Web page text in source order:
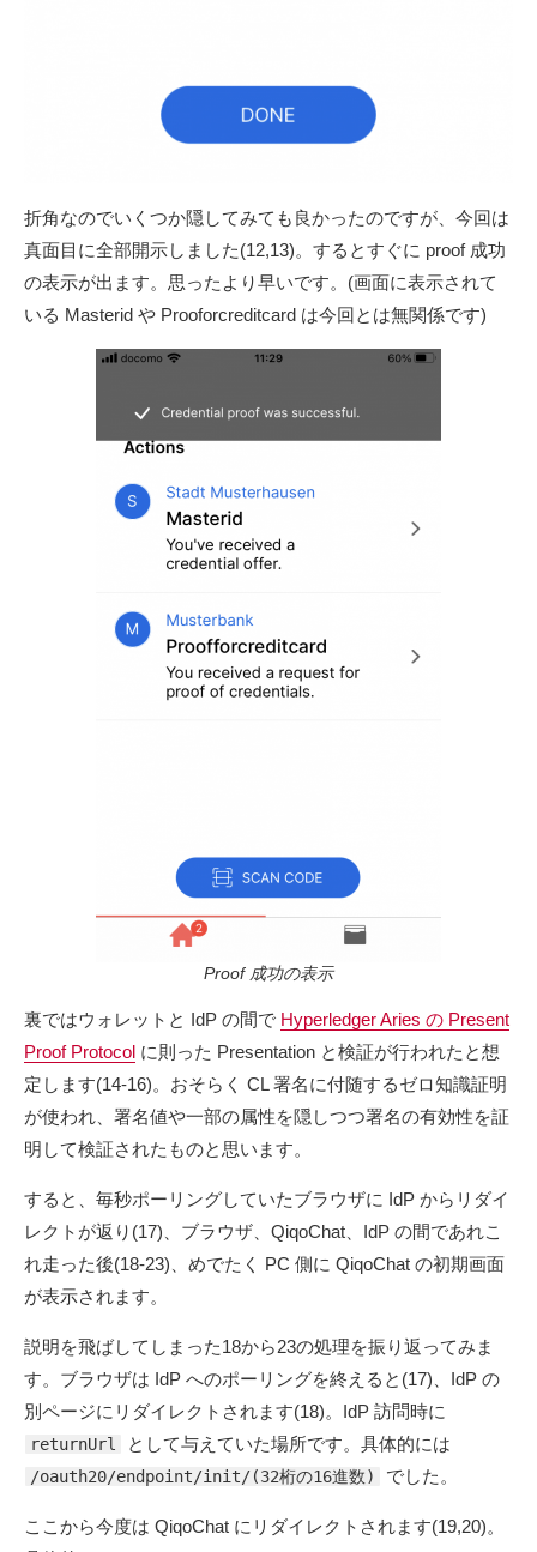
折角なのでいくつか隠してみても良かったのですが、今回は
真面目に全部開示しました(12,13)。するとすぐに proof 成功
の表示が出ます。思ったより早いです。(画面に表示されて
いる Masterid や Prooforcreditcard は今回とは無関係です)
Proof 成功の表示
裏ではウォレットと IdP の間で Hyperledger Aries の Present
Proof Protocol に則った Presentation と検証が行われたと想
定します(14-16)。おそらく CL 署名に付随するゼロ知識証明
が使われ、署名値や一部の属性を隠しつつ署名の有効性を証
明して検証されたものと思います。
すると、毎秒ポーリングしていたブラウザに IdP からリダイ
レクトが返り(17)、ブラウザ、QiqoChat、IdP の間であれこ
れ走った後(18-23)、めでたく PC 側に QiqoChat の初期画面
が表示されます。
説明を飛ばしてしまった18から23の処理を振り返ってみま
す。ブラウザは IdP へのポーリングを終えると(17)、IdP の
別ページにリダイレクトされます(18)。IdP 訪問時に
returnUrl として与えていた場所です。具体的には
/oauth20/endpoint/init/(32桁の16進数) でした。
ここから今度は QiqoChat にリダイレクトされます(19,20)。